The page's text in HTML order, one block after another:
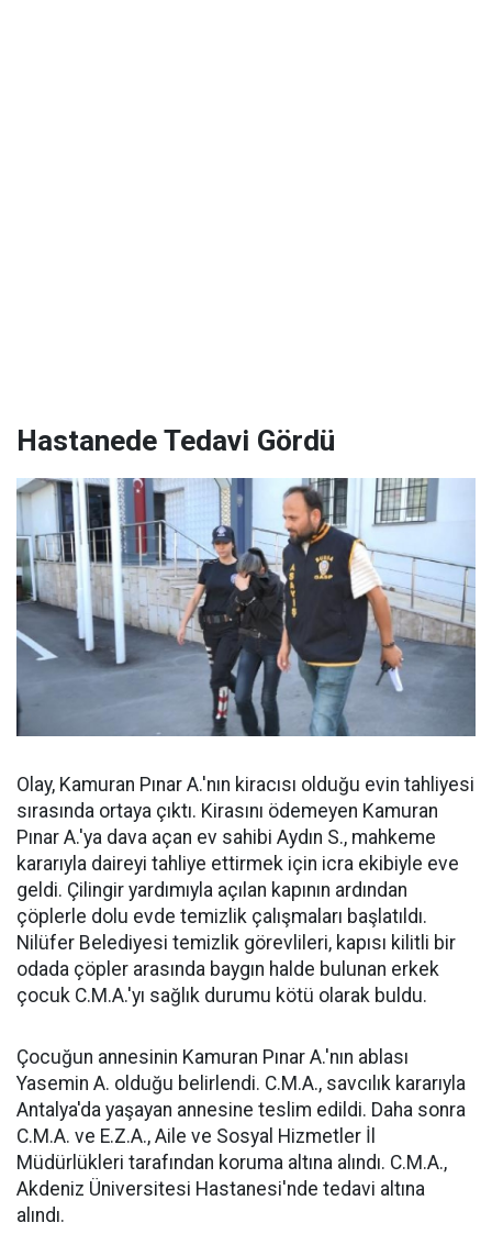
Hastanede Tedavi Gördü
Olay, Kamuran Pınar A.'nın kiracısı olduğu evin tahliyesi
sırasında ortaya çıktı. Kirasını ödemeyen Kamuran
Pınar A.'ya dava açan ev sahibi Aydın S., mahkeme
kararıyla daireyi tahliye ettirmek için icra ekibiyle eve
geldi. Çilingir yardımıyla açılan kapının ardından
çöplerle dolu evde temizlik çalışmaları başlatıldı.
Nilüfer Belediyesi temizlik görevlileri, kapısı kilitli bir
odada çöpler arasında baygın halde bulunan erkek
çocuk C.M.A.'yı sağlık durumu kötü olarak buldu.
Çocuğun annesinin Kamuran Pınar A.'nın ablası
Yasemin A. olduğu belirlendi. C.M.A., savcılık kararıyla
Antalya'da yaşayan annesine teslim edildi. Daha sonra
C.M.A. ve E.Z.A., Aile ve Sosyal Hizmetler İl
Müdürlükleri tarafından koruma altına alındı. C.M.A.,
Akdeniz Üniversitesi Hastanesi'nde tedavi altına
alındı.